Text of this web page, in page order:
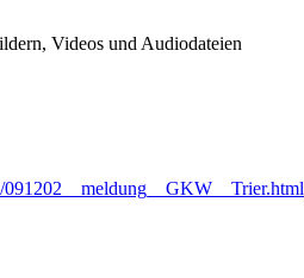
Videos und Audiodateien